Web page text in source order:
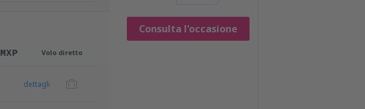
Consulta l'occasione
MXP Volo diretto
dettagli